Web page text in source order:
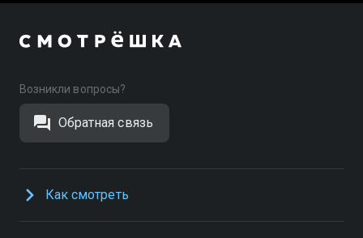
Возникли вопросы?
Обратная связь
Как смотреть